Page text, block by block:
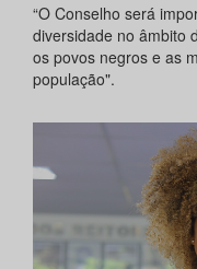
“O Conselho será
diversidade no âmbito
os povos negros e as
população".